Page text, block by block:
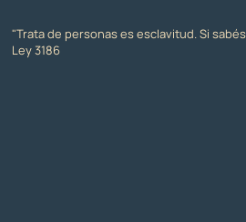
"Trata de personas es esclavitud. Si
Ley 3186